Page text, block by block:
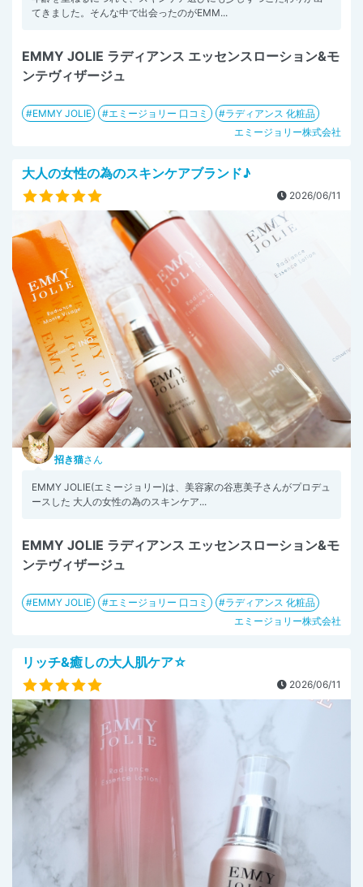
てきました。そんな中で出会ったのがEMM...
EMMY JOLIE ラディアンス エッセンスローション&モ
ンテヴィザージュ
EMMY JOLIE エミージョリー 口コミ
ラディアンス 化粧品
エミージョリー株式会社
大人の女性の為のスキンケアブランド♪
2026/06/11
招き猫さん
EMMY JOLIE(エミージョリー)は、美容家の谷恵美子さんがプロデュ
ースした 大人の女性の為のスキンケア...
EMMY JOLIE ラディアンス エッセンスローション&モ
ンテヴィザージュ
EMMY JOLIE エミージョリー 口コミ
ラディアンス 化粧品
エミージョリー株式会社
リッチ&癒しの大人肌ケア☆
2026/06/11